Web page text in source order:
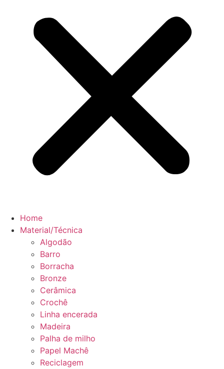
Home
Material/Técnica
Algodão
Barro
Borracha
Bronze
Cerâmica
Crochê
Linha encerada
Madeira
Palha de milho
Papel Machê
Reciclagem